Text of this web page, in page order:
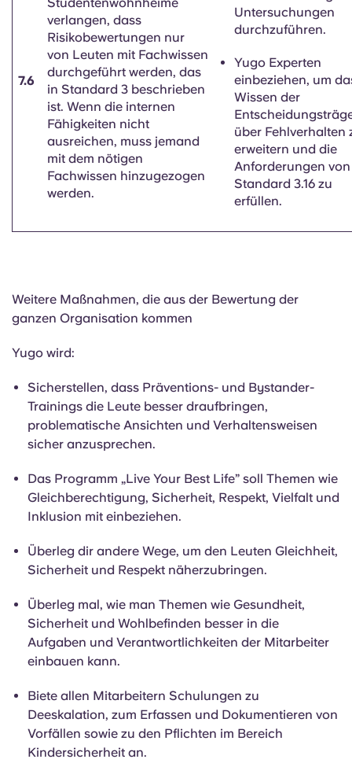
7.6
verlangen, dass
Risikobewertungen nur
von Leuten mit Fachwissen
durchgeführt werden, das
in Standard 3 beschrieben
ist. Wenn die internen
Fähigkeiten nicht
ausreichen, muss jemand
mit dem nötigen
Fachwissen hinzugezogen
werden.
Untersuchungen
durchzuführen.
Yugo Experten
einbeziehen, um
Wissen der
über Fehlverhalten
erweitern und die
Anforderungen von
Standard 3.16 zu
erfüllen.
Weitere Maßnahmen, die aus der Bewertung der
ganzen Organisation kommen
Yugo wird:
Sicherstellen, dass Präventions- und Bystander-
Trainings die Leute besser draufbringen,
problematische Ansichten und Verhaltensweisen
sicher anzusprechen.
Das Programm „Live Your Best Life” soll Themen wie
Gleichberechtigung, Sicherheit, Respekt, Vielfalt und
Inklusion mit einbeziehen.
Überleg dir andere Wege, um den Leuten Gleichheit,
Sicherheit und Respekt näherzubringen.
Überleg mal, wie man Themen wie Gesundheit,
Sicherheit und Wohlbefinden besser in die
Aufgaben und Verantwortlichkeiten der Mitarbeiter
einbauen kann.
Biete allen Mitarbeitern Schulungen zu
Deeskalation, zum Erfassen und Dokumentieren von
Vorfällen sowie zu den Pflichten im Bereich
Kindersicherheit an.